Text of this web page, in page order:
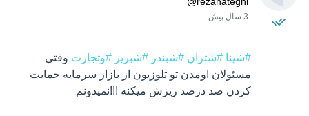
3 سال پیش
#شپنا #شتران #شبندر #شبریز #وتجارت
کردن صد درصد ریزش میکنه !!!نمیدونم